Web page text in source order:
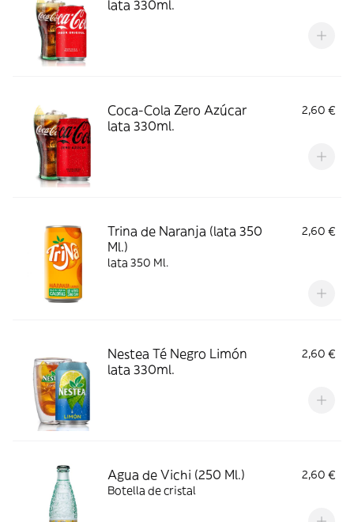
lata 330ml.
Coca-Cola Zero Azúcar
lata 330ml.
2,60 €
Trina de Naranja (lata 350
Ml.)
2,60 €
lata 350 Ml.
Nestea Té Negro Limón
lata 330ml.
2,60 €
Agua de Vichi (250 Ml.)
2,60 €
Botella de cristal